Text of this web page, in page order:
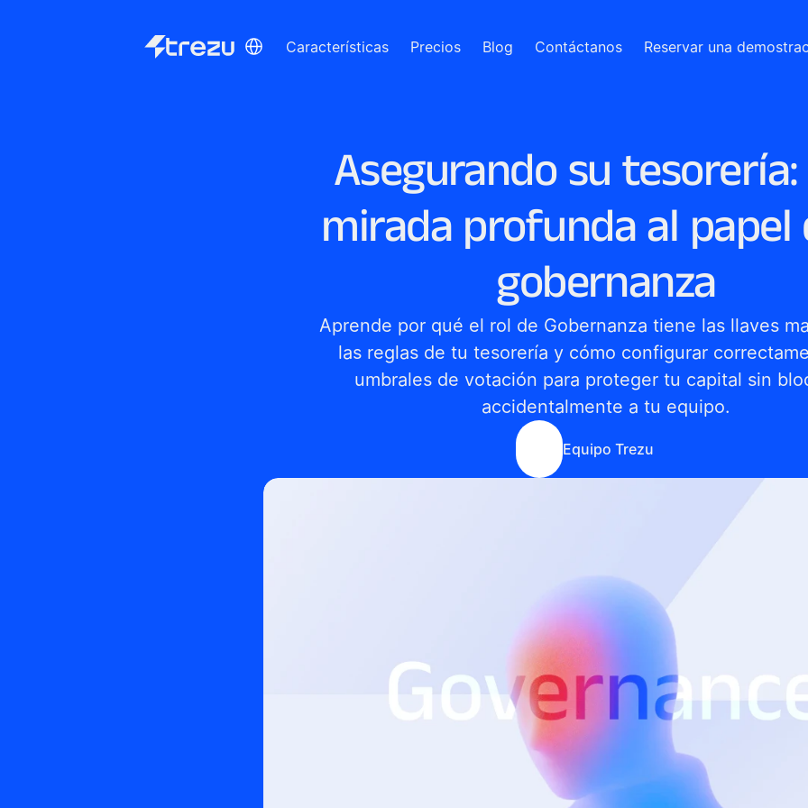
Características Precios Blog Contáctanos Reservar una
Asegurando su
mirada profunda al papel
gobernanza
Aprende por qué el rol de Gobernanza tiene las llaves
las reglas de tu tesorería y cómo configurar
umbrales de votación para proteger tu capital sin
accidentalmente a tu equipo.
Equipo Trezu